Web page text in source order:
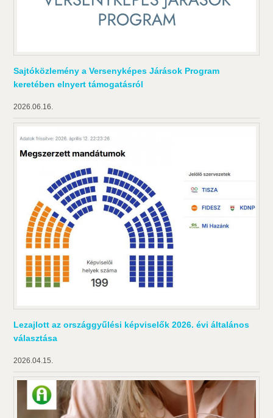
Sajtóközlemény a Versenyképes Járások Program
keretében elnyert támogatásról
2026.06.16.
Lezajlott az országgyűlési képviselők 2026. évi általános
választása
2026.04.15.